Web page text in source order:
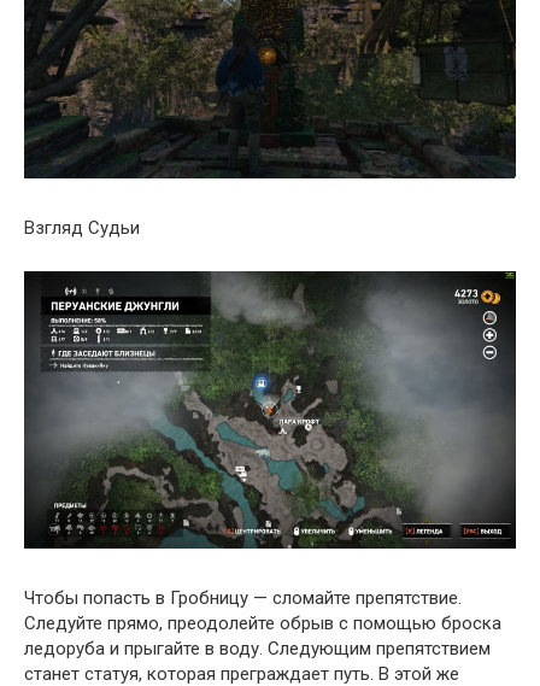
Взгляд Судьи
Чтобы попасть в Гробницу — сломайте препятствие.
Следуйте прямо, преодолейте обрыв с помощью броска
ледоруба и прыгайте в воду. Следующим препятствием
станет статуя, которая преграждает путь. В этой же